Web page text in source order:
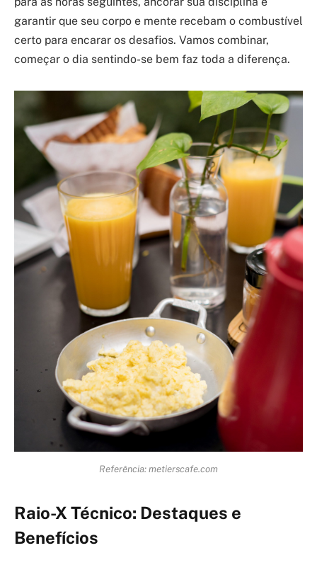
garantir que seu corpo e mente recebam o combustível
certo para encarar os desafios. Vamos combinar,
começar o dia sentindo-se bem faz toda a diferença.
Referência: metierscafe.com
Raio-X Técnico: Destaques e
Benefícios